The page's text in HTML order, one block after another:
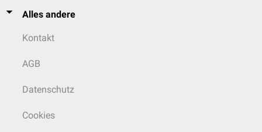
Alles andere
Kontakt
AGB
Datenschutz
Cookies